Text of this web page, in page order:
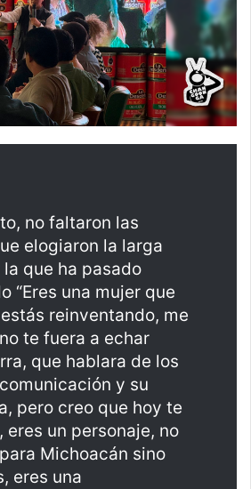
no faltaron las
elogiaron la larga
que ha pasado
“Eres una mujer que
reinventando, me
te fuera a echar
que hablara de los
y su
pero creo que hoy te
eres un personaje, no
Michoacán sino
eres una